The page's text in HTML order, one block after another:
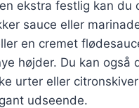
ekstra festlig kan du
sauce eller
en cremet
højder. Du kan også
urter eller
udseende.